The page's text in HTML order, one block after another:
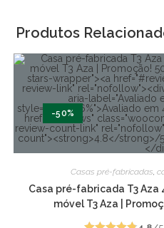
Produtos
-50%
Casas pré-fabricadas,
Casa pré-fabricada T3 Aza
móvel T3 Aza |